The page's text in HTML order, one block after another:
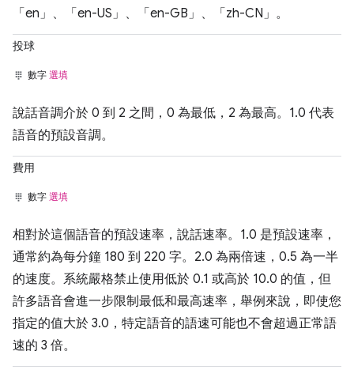
「en」、「en-US」、「en-GB」、「zh-CN」。
投球
數字 選填
說話音調介於 0 到 2 之間，0 為最低，2 為最高。1.0 代表
語音的預設音調。
費用
數字 選填
相對於這個語音的預設速率，說話速率。1.0 是預設速率，
通常約為每分鐘 180 到 220 字。2.0 為兩倍速，0.5 為一半
的速度。系統嚴格禁止使用低於 0.1 或高於 10.0 的值，但
許多語音會進一步限制最低和最高速率，舉例來說，即使您
指定的值大於 3.0，特定語音的語速可能也不會超過正常語
速的 3 倍。